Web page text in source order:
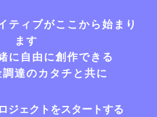
ティブがここから始まり
ます
に自由に創作できる
達のカタチと共に
ジェクトをスタートする